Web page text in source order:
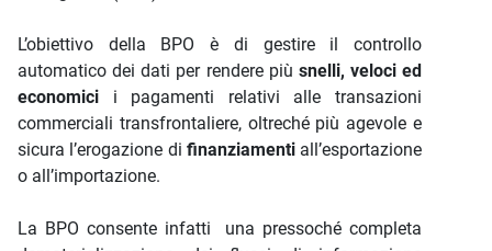
L’obiettivo della BPO è di gestire il controllo
automatico dei dati per rendere più snelli, veloci ed
economici i pagamenti relativi alle transazioni
commerciali transfrontaliere, oltreché più agevole e
sicura l’erogazione di finanziamentiall’esportazione
o all’importazione.
La BPO consente infatti una pressoché completa